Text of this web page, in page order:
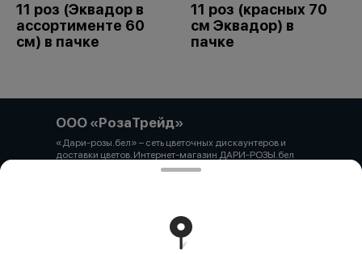
11 роз (Эквадор в
ассортименте 60
см) в пачке
11 роз (красных 70
см Эквадор) в
пачке
ООО «РозаТрейд»
«Дари-розы.бел» – сеть цветочных дискаунтеров и
доставки цветов. Интернет-магазин ДАРИ-РОЗЫ.бел
зарегистрирован 06.12.2021 № 524431 в Торговом
выдано администрацией Первомайского района г.
Витебска от 12.10.2021 УНП 391926869 Мы принимаем
онлайн оплату. ВНИМАНИЕ перед оплатой уточняйте
наличие товара у менеджера.